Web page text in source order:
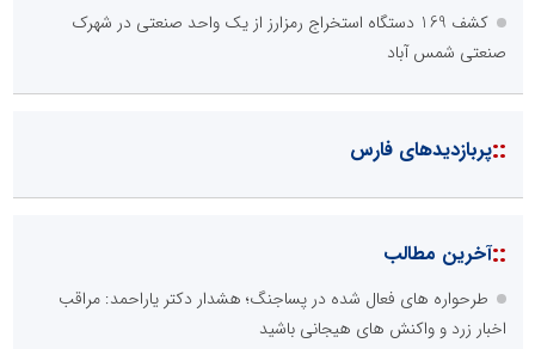
کشف 169 دستگاه استخراج رمزارز از یک واحد صنعتی در شهرک
صنعتی شمس آباد
::پربازدیدهای فارس
::آخرین مطالب
طرحواره های فعال شده در پساجنگ؛ هشدار دکتر یاراحمد: مراقب
اخبار زرد و واکنش های هیجانی باشید